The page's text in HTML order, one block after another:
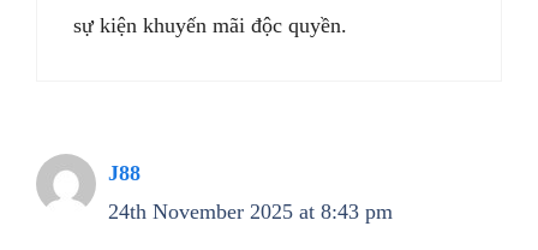
sự kiện khuyến mãi độc quyền.
J88
24th November 2025 at 8:43 pm